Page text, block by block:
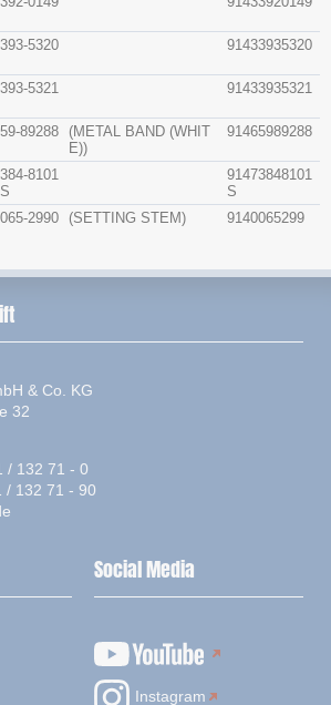
393-5320 91433935320
393-5321 91433935321
59-89288
(METAL BAND (WHIT
E))
91465989288
384-8101
S
91473848101
S
065-2990 (SETTING STEM) 9140065299
& Co. KG
32
/ 132 71 - 0
/ 132 71 - 90
Social Media
Instagram